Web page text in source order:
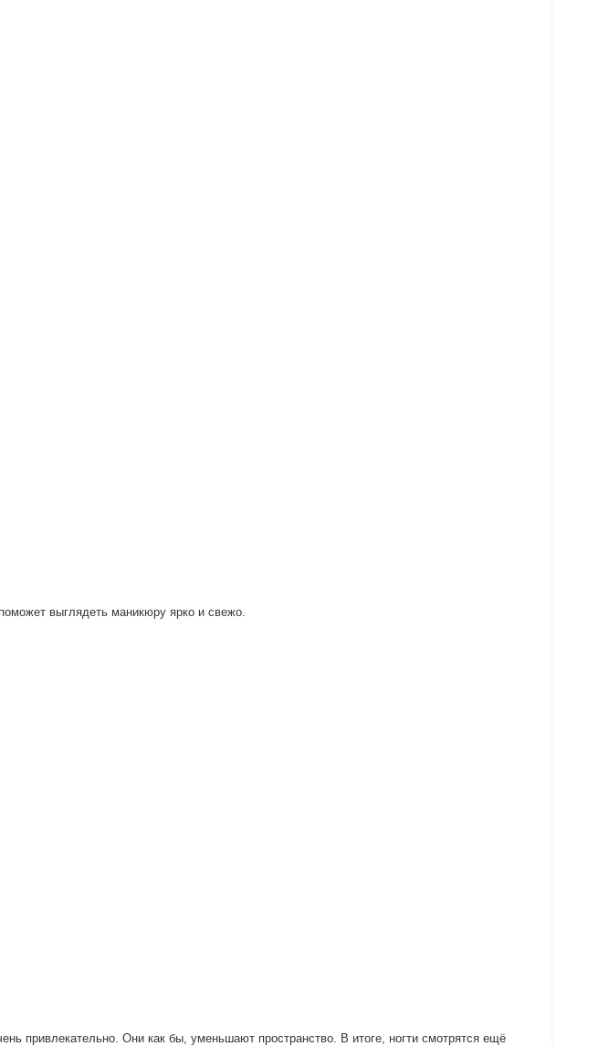
выглядеть маникюру ярко и свежо.
привлекательно. Они как бы, уменьшают пространство. В итоге, ногти смотрятся ещё